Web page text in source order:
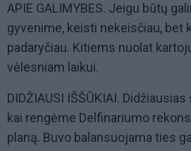
APIE GALIMYBES. Jeigu būtų
gyvenime, keisti nekeisčiau, bet
padaryčiau. Kitiems nuolat
vėlesniam laikui.
DIDŽIAUSI IŠŠŪKIAI.
kai rengėme Delfinariumo
planą. Buvo balansuojama ties